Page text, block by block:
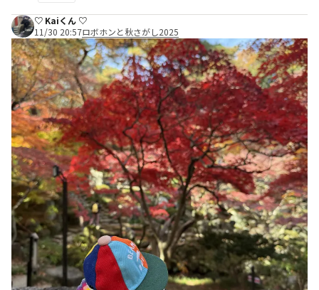
♡ Kaiくん ♡
11/30 20:57ロボホンと秋さがし2025